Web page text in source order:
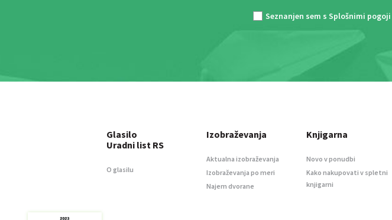
Seznanjen sem s Splošnimi pogoji
Glasilo
Uradni list RS
O glasilu
Izobraževanja
Aktualna izobraževanja
Izobraževanja po meri
Najem dvorane
Knjigarna
Novo v ponudbi
Kako nakupovati v spletni
knjigarni